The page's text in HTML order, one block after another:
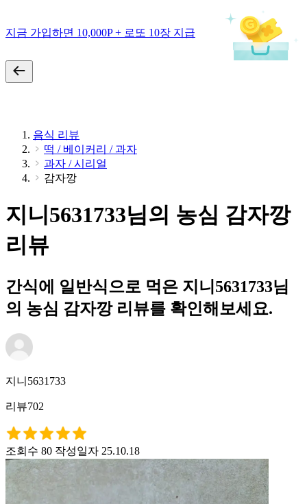
지금 가입하면 10,000P + 로또 10장 지급
음식 리뷰
떡 / 베이커리 / 과자
과자 / 시리얼
감자깡
지니5631733님의 농심 감자깡
리뷰
간식에 일반식으로 먹은 지니5631733님
의 농심 감자깡 리뷰를 확인해보세요.
지니5631733
리뷰702
조회수 80 작성일자 25.10.18